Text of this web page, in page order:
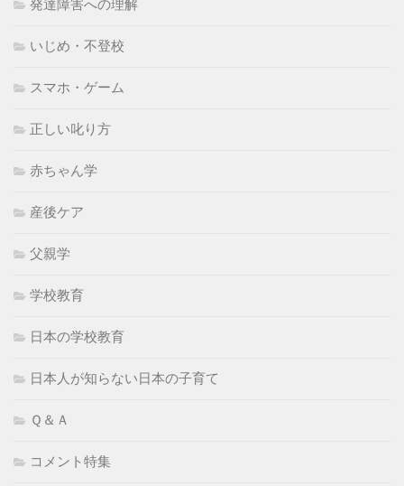
発達障害への理解
いじめ・不登校
スマホ・ゲーム
正しい叱り方
赤ちゃん学
産後ケア
父親学
学校教育
日本の学校教育
日本人が知らない日本の子育て
Ｑ＆Ａ
コメント特集